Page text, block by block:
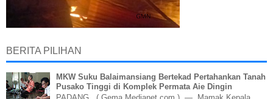
BERITA PILIHAN
MKW Suku Balaimansiang Bertekad Pertahankan Tanah
Pusako Tinggi di Komplek Permata Aie Dingin